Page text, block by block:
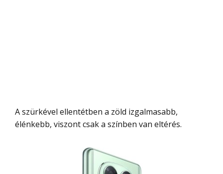
A szürkével ellentétben a zöld izgalmasabb,
élénkebb, viszont csak a színben van eltérés.